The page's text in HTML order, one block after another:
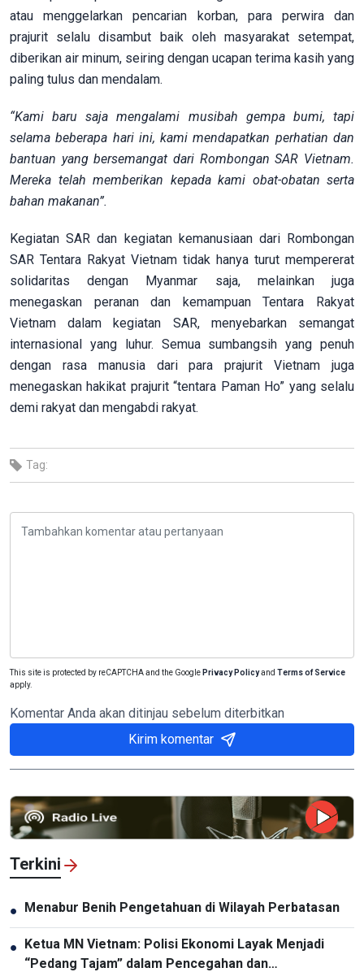
atau menggelarkan pencarian korban, para perwira dan
prajurit selalu disambut baik oleh masyarakat setempat,
diberikan air minum, seiring dengan ucapan terima kasih yang
paling tulus dan mendalam.
“Kami baru saja mengalami musibah gempa bumi, tapi
selama beberapa hari ini, kami mendapatkan perhatian dan
bantuan yang bersemangat dari Rombongan SAR Vietnam.
Mereka telah memberikan kepada kami obat-obatan serta
bahan makanan”.
Kegiatan SAR dan kegiatan kemanusiaan dari Rombongan
SAR Tentara Rakyat Vietnam tidak hanya turut mempererat
solidaritas dengan Myanmar saja, melainkan juga
menegaskan peranan dan kemampuan Tentara Rakyat
Vietnam dalam kegiatan SAR, menyebarkan semangat
internasional yang luhur. Semua sumbangsih yang penuh
dengan rasa manusia dari para prajurit Vietnam juga
menegaskan hakikat prajurit “tentara Paman Ho” yang selalu
demi rakyat dan mengabdi rakyat.
Tag:
This site is protected by reCAPTCHA and the Google Privacy Policyand Terms of Service
apply.
Komentar Anda akan ditinjau sebelum diterbitkan
Kirim komentar
Terkini
● Menabur Benih Pengetahuan di Wilayah Perbatasan
● Ketua MN Vietnam: Polisi Ekonomi Layak Menjadi
“Pedang Tajam” dalam Pencegahan dan